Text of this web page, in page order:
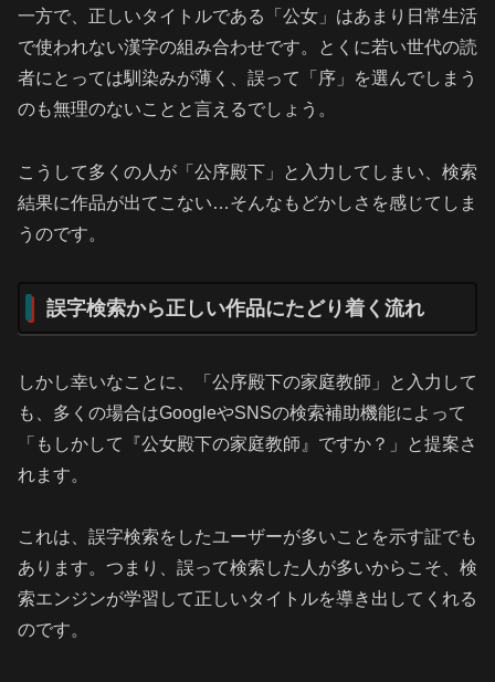
一方で、正しいタイトルである「公女」はあまり日常生活
で使われない漢字の組み合わせです。とくに若い世代の読
者にとっては馴染みが薄く、誤って「序」を選んでしまう
のも無理のないことと言えるでしょう。
こうして多くの人が「公序殿下」と入力してしまい、検索
結果に作品が出てこない…そんなもどかしさを感じてしま
うのです。
誤字検索から正しい作品にたどり着く流れ
しかし幸いなことに、「公序殿下の家庭教師」と入力して
も、多くの場合はGoogleやSNSの検索補助機能によって
「もしかして『公女殿下の家庭教師』ですか？」と提案さ
れます。
これは、誤字検索をしたユーザーが多いことを示す証でも
あります。つまり、誤って検索した人が多いからこそ、検
索エンジンが学習して正しいタイトルを導き出してくれる
のです。